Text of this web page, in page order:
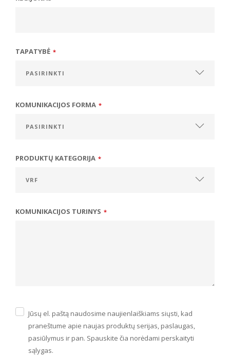
TAPATYBĖ *
KOMUNIKACIJOS FORMA *
PRODUKTŲ KATEGORIJA *
KOMUNIKACIJOS TURINYS *
Jūsų el. paštą naudosime naujienlaiškiams siųsti, kad
praneštume apie naujas produktų serijas, paslaugas,
pasiūlymus ir pan. Spauskite čia norėdami perskaityti
sąlygas.